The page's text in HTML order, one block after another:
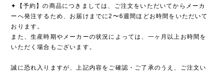
✦【予約】の商品につきましては、ご注文をいただいてからメーカ
ーへ発注するため、お届けまでに2〜6週間ほどお時間をいただいて
おります。
また、生産時期やメーカーの状況によっては、一ヶ月以上お時間を
いただく場合もございます。
誠に恐れ入りますが、上記内容をご確認・ご了承のうえ、ご注文い